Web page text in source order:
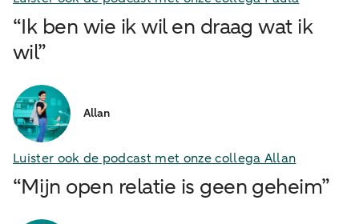
“Ik ben wie ik wil en draag wat ik
wil”
Allan
Luister ook de podcast met onze collega Allan
“Mijn open relatie is geen geheim”